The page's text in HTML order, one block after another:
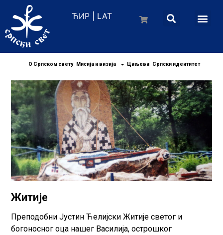
ЋИР LAT
О Српском свету Мисија и визија Циљеви Српски идентитет
Житије
Преподобни Јустин Ћелијски Житије светог и
богоносног оца нашег Василија, острошког